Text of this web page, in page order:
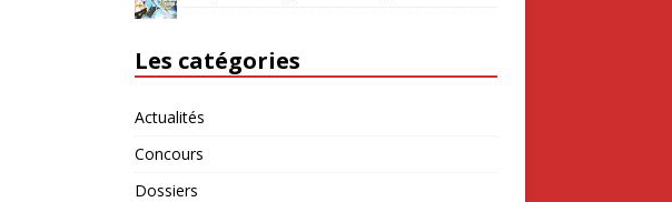
Les catégories
Actualités
Concours
Dossiers